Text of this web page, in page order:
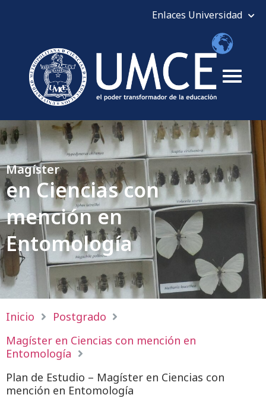
Magíster
en Ciencias con
mención en
Entomología
Inicio
Postgrado
Magíster en Ciencias con mención en
Entomología
Plan de Estudio – Magíster en Ciencias con
mención en Entomología